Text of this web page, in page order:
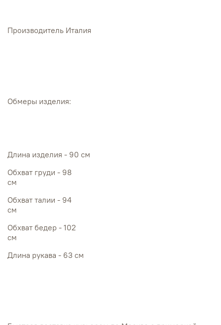
Производитель Италия
Обмеры изделия:
Длина изделия - 90 см
Обхват груди - 98
см
Обхват талии - 94
см
Обхват бедер - 102
см
Длина рукава - 63 см